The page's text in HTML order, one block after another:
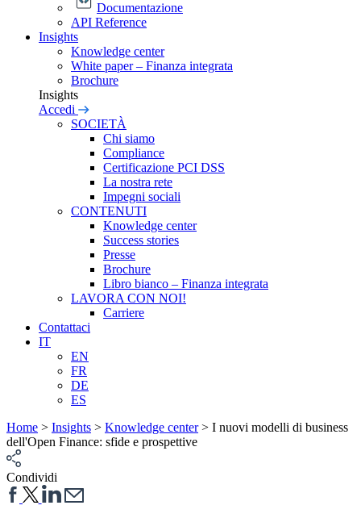
Documentazione
API Reference
Insights
Knowledge center
White paper – Finanza integrata
Brochure
Insights
Accedi
SOCIETÀ
Chi siamo
Compliance
Certificazione PCI DSS
La nostra rete
Impegni sociali
CONTENUTI
Knowledge center
Success stories
Presse
Brochure
Libro bianco – Finanza integrata
LAVORA CON NOI!
Carriere
Contattaci
IT
EN
FR
DE
ES
Home > Insights > Knowledge center> I nuovi modelli di business
dell'Open Finance: sfide e prospettive
Condividi